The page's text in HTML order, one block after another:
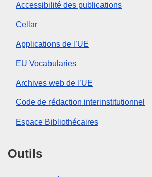
Accessibilité des publications
Cellar
Applications de l’UE
EU Vocabularies
Archives web de l’UE
Code de rédaction interinstitutionnel
Espace Bibliothécaires
Outils